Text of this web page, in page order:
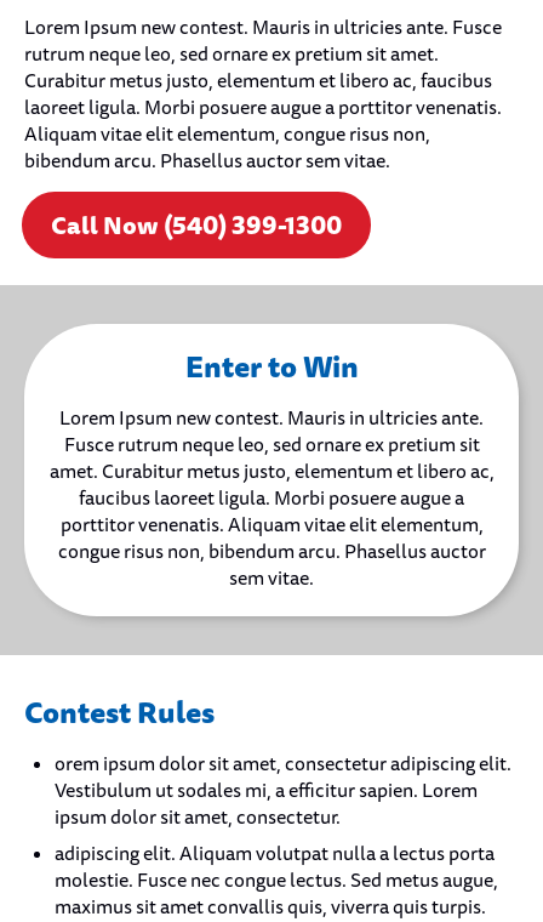
Lorem Ipsum new contest. Mauris in ultricies ante. Fusce
rutrum neque leo, sed ornare ex pretium sit amet.
Curabitur metus justo, elementum et libero ac, faucibus
laoreet ligula. Morbi posuere augue a porttitor venenatis.
Aliquam vitae elit elementum, congue risus non,
bibendum arcu. Phasellus auctor sem vitae.
Call Now (540) 399-1300
Enter to Win
Lorem Ipsum new contest. Mauris in ultricies ante.
Fusce rutrum neque leo, sed ornare ex pretium sit
amet. Curabitur metus justo, elementum et libero ac,
faucibus laoreet ligula. Morbi posuere augue a
porttitor venenatis. Aliquam vitae elit elementum,
congue risus non, bibendum arcu. Phasellus auctor
sem vitae.
Contest Rules
orem ipsum dolor sit amet, consectetur adipiscing elit.
Vestibulum ut sodales mi, a efficitur sapien. Lorem
ipsum dolor sit amet, consectetur.
adipiscing elit. Aliquam volutpat nulla a lectus porta
molestie. Fusce nec congue lectus. Sed metus augue,
maximus sit amet convallis quis, viverra quis turpis.